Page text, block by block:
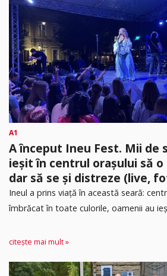
A1
A început Ineu Fest. Mii de
ieșit în centrul orașului să o
dar să se și distreze (live,
Ineul a prins viață în această seară:
îmbrăcat în toate culorile, oamenii au
citește mai mult »